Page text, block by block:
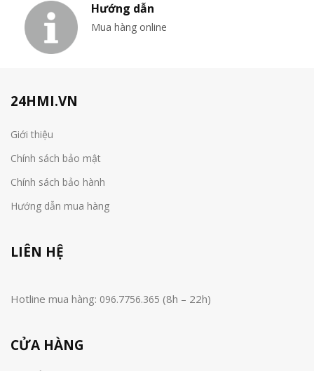
Hướng dẫn
Mua hàng online
24HMI.VN
Giới thiệu
Chính sách bảo mật
Chính sách bảo hành
Hướng dẫn mua hàng
LIÊN HỆ
Hotline mua hàng: 096.7756.365 (8h – 22h)
CỬA HÀNG